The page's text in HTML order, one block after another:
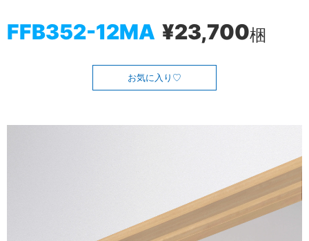
FFB352-12MA ¥23,700梱
お気に入り